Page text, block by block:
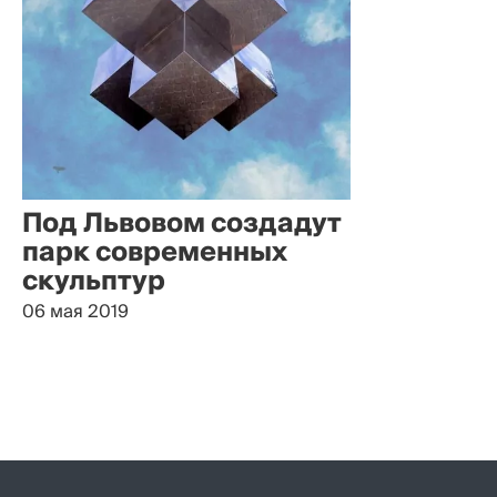
Под Львовом создадут
парк современных
скульптур
06 мая 2019